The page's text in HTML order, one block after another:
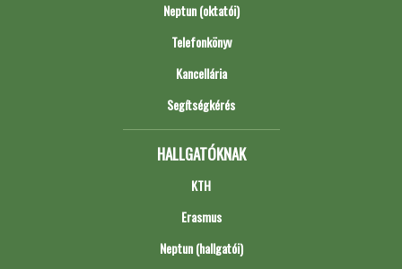
Neptun (oktatói)
Telefonkönyv
Kancellária
Segítségkérés
HALLGATÓKNAK
KTH
Erasmus
Neptun (hallgatói)